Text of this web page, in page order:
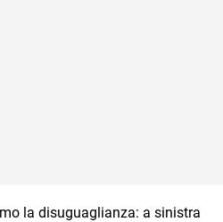
la disuguaglianza: a sinistra